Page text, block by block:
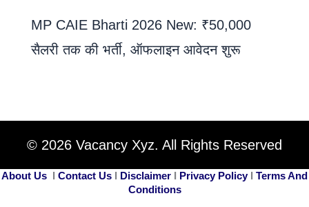
MP CAIE Bharti 2026 New: ₹50,000
सैलरी तक की भर्ती, ऑफलाइन आवेदन शुरू
© 2026 Vacancy Xyz. All Rights Reserved
About Us I Contact Us I Disclaimer I Privacy PolicyI Terms And
Conditions